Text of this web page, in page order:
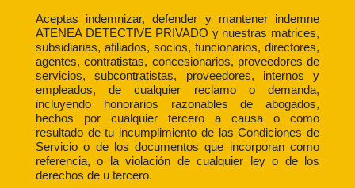
Aceptas indemnizar, defender y mantener indemne
ATENEA DETECTIVE PRIVADO y nuestras matrices,
subsidiarias, afiliados, socios, funcionarios, directores,
agentes, contratistas, concesionarios, proveedores de
servicios, subcontratistas, proveedores, internos y
empleados, de cualquier reclamo o demanda,
incluyendo honorarios razonables de abogados,
hechos por cualquier tercero a causa o como
resultado de tu incumplimiento de las Condiciones de
Servicio o de los documentos que incorporan como
referencia, o la violación de cualquier ley o de los
derechos de u tercero.